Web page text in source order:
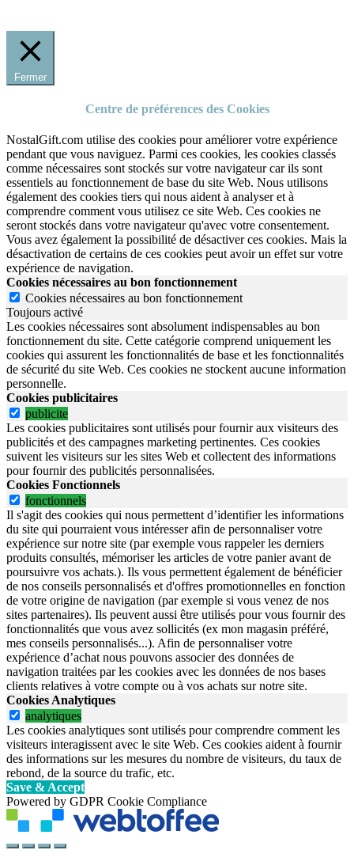
Fermer
Centre de préférences des Cookies
NostalGift.com utilise des cookies pour améliorer votre expérience
pendant que vous naviguez. Parmi ces cookies, les cookies classés
comme nécessaires sont stockés sur votre navigateur car ils sont
essentiels au fonctionnement de base du site Web. Nous utilisons
également des cookies tiers qui nous aident à analyser et à
comprendre comment vous utilisez ce site Web. Ces cookies ne
seront stockés dans votre navigateur qu'avec votre consentement.
Vous avez également la possibilité de désactiver ces cookies. Mais la
désactivation de certains de ces cookies peut avoir un effet sur votre
expérience de navigation.
Cookies nécessaires au bon fonctionnement
Cookies nécessaires au bon fonctionnement
Toujours activé
Les cookies nécessaires sont absolument indispensables au bon
fonctionnement du site. Cette catégorie comprend uniquement les
cookies qui assurent les fonctionnalités de base et les fonctionnalités
de sécurité du site Web. Ces cookies ne stockent aucune information
personnelle.
Cookies publicitaires
publicite
Les cookies publicitaires sont utilisés pour fournir aux visiteurs des
publicités et des campagnes marketing pertinentes. Ces cookies
suivent les visiteurs sur les sites Web et collectent des informations
pour fournir des publicités personnalisées.
Cookies Fonctionnels
fonctionnels
Il s'agit des cookies qui nous permettent d’identifier les informations
du site qui pourraient vous intéresser afin de personnaliser votre
expérience sur notre site (par exemple vous rappeler les derniers
produits consultés, mémoriser les articles de votre panier avant de
poursuivre vos achats.). Ils vous permettent également de bénéficier
de nos conseils personnalisés et d'offres promotionnelles en fonction
de votre origine de navigation (par exemple si vous venez de nos
sites partenaires). Ils peuvent aussi être utilisés pour vous fournir des
fonctionnalités que vous avez sollicités (ex mon magasin préféré,
mes conseils personnalisés...). Afin de personnaliser votre
expérience d’achat nous pouvons associer des données de
navigation traitées par les cookies avec les données de nos bases
clients relatives à votre compte ou à vos achats sur notre site.
Cookies Analytiques
analytiques
Les cookies analytiques sont utilisés pour comprendre comment les
visiteurs interagissent avec le site Web. Ces cookies aident à fournir
des informations sur les mesures du nombre de visiteurs, du taux de
rebond, de la source du trafic, etc.
Save & Accept
Powered by GDPR Cookie Compliance